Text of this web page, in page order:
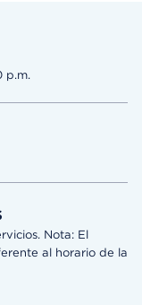
p.m.
Nota: El
al horario de la